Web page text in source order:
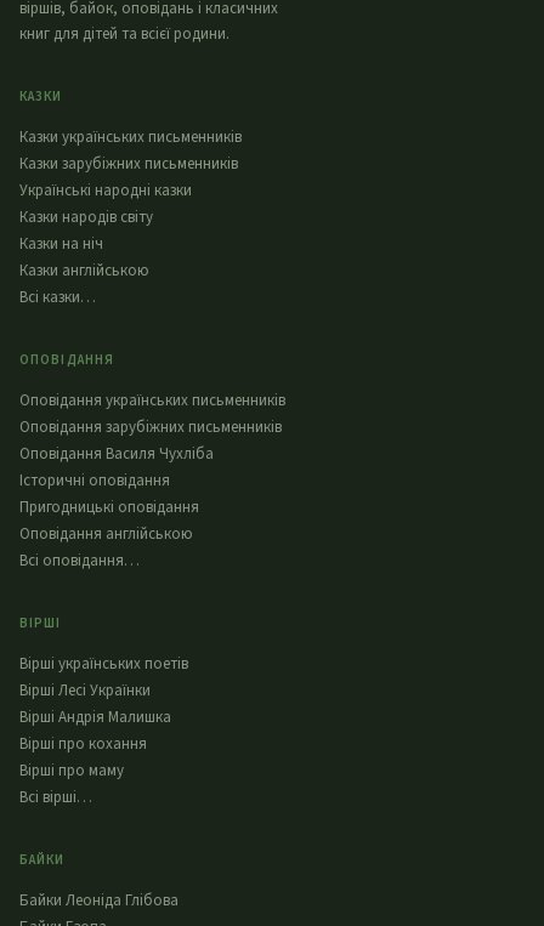
віршів, байок, оповідань і класичних
книг для дітей та всієї родини.
КАЗКИ
Казки українських письменників
Казки зарубіжних письменників
Українські народні казки
Казки народів світу
Казки на ніч
Казки англійською
Всі казки…
ОПОВІДАННЯ
Оповідання українських письменників
Оповідання зарубіжних письменників
Оповідання Василя Чухліба
Історичні оповідання
Пригодницькі оповідання
Оповідання англійською
Всі оповідання…
ВІРШІ
Вірші українських поетів
Вірші Лесі Українки
Вірші Андрія Малишка
Вірші про кохання
Вірші про маму
Всі вірші…
БАЙКИ
Байки Леоніда Глібова